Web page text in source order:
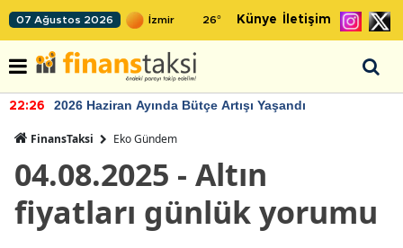
07 Ağustos 2026 26° Künye İletişim
22:26 2026 Haziran Ayında Bütçe Artışı Yaşandı
FinansTaksi Eko Gündem
04.08.2025 - Altın
fiyatları günlük yorumu